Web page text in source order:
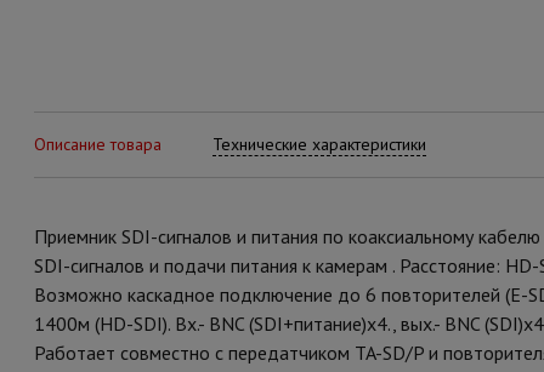
Описание товара Технические характеристики
Приемник SDI-сигналов и питания по коаксиальному
SDI-сигналов и подачи питания к камерам . Расстояние:
Возможно каскадное подключение до 6 повторителей (E-
1400м (HD-SDI). Вх.- BNC (SDI+питание)х4., вых.- BNC
Работает совместно с передатчиком TA-SD/P и